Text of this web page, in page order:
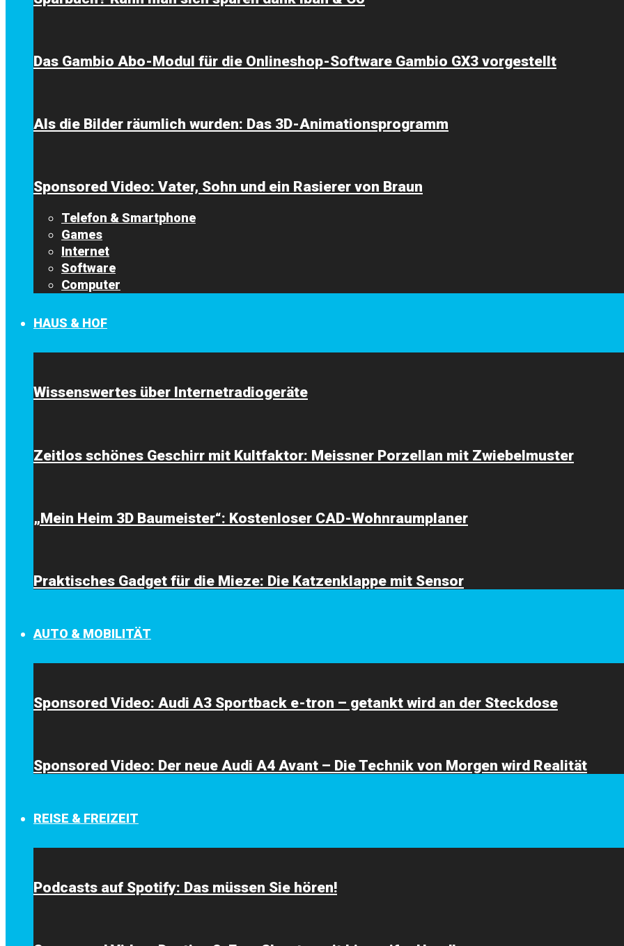
Das Gambio Abo-Modul für die Onlineshop-Software Gambio GX3 vorgestellt
Als die Bilder räumlich wurden: Das 3D-Animationsprogramm
Sponsored Video: Vater, Sohn und ein Rasierer von Braun
Telefon & Smartphone
Games
Internet
Software
Computer
HAUS & HOF
Wissenswertes über Internetradiogeräte
Zeitlos schönes Geschirr mit Kultfaktor: Meissner Porzellan mit Zwiebelmuster
„Mein Heim 3D Baumeister“: Kostenloser CAD-Wohnraumplaner
Praktisches Gadget für die Mieze: Die Katzenklappe mit Sensor
AUTO & MOBILITÄT
Sponsored Video: Audi A3 Sportback e-tron – getankt wird an der Steckdose
Sponsored Video: Der neue Audi A4 Avant – Die Technik von Morgen wird Realität
REISE & FREIZEIT
Podcasts auf Spotify: Das müssen Sie hören!